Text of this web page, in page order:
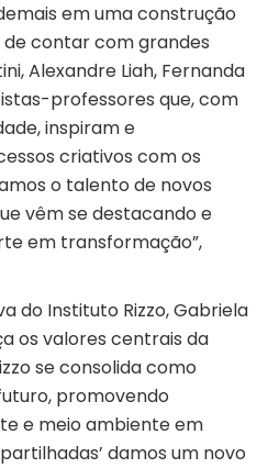
em uma construção
contar com grandes
Alexandre Liah, Fernanda
professores que, com
inspiram e
criativos com os
o talento de novos
vêm se destacando e
em transformação”,
do Instituto Rizzo, Gabriela
os valores centrais da
se consolida como
promovendo
e meio ambiente em
damos um novo